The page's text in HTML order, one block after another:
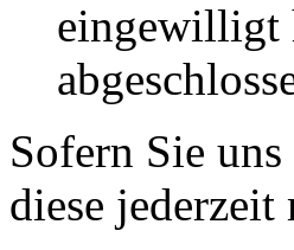
eingewilligt
Sofern Sie
diese